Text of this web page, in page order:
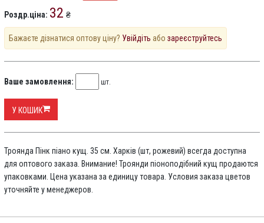
Роздр.ціна: 32 ₴
Бажаєте дізнатися оптову ціну? Увійдіть або зареєструйтесь
Ваше замовлення: шт.
У КОШИК
Троянда Пінк піано кущ. 35 см. Харків (шт, рожевий) всегда доступна
для оптового заказа. Внимание! Троянди піоноподібний кущ продаются
упаковками. Цена указана за единицу товара. Условия заказа цветов
уточняйте у менеджеров.